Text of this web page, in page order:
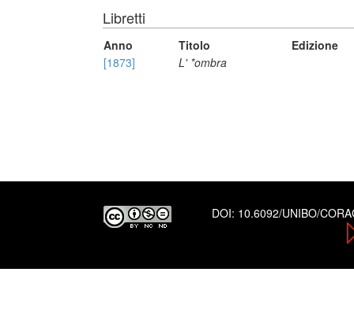
Libretti
Anno Titolo
Edizione
[1873]
L' *ombra
DOI: 10.6092/UNIBO/